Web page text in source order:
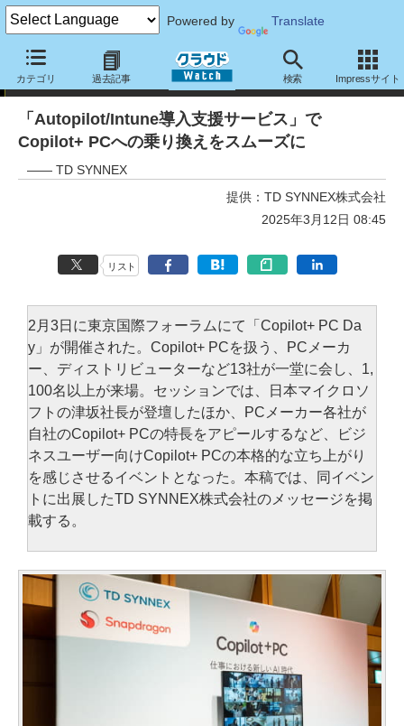
Powered by Translate
カテゴリ 過去記事 検索 Impressサイト
トピック
「Autopilot/Intune導入支援サービス」で
Copilot+ PCへの乗り換えをスムーズに
―― TD SYNNEX
提供：TD SYNNEX株式会社
2025年3月12日 08:45
リスト
2月3日に東京国際フォーラムにて「Copilot+ PC Da
y」が開催された。Copilot+ PCを扱う、PCメーカ
ー、ディストリビューターなど13社が一堂に会し、1,
100名以上が来場。セッションでは、日本マイクロソ
フトの津坂社長が登壇したほか、PCメーカー各社が
自社のCopilot+ PCの特長をアピールするなど、ビジ
ネスユーザー向けCopilot+ PCの本格的な立ち上がり
を感じさせるイベントとなった。本稿では、同イベン
トに出展したTD SYNNEX株式会社のメッセージを掲
載する。